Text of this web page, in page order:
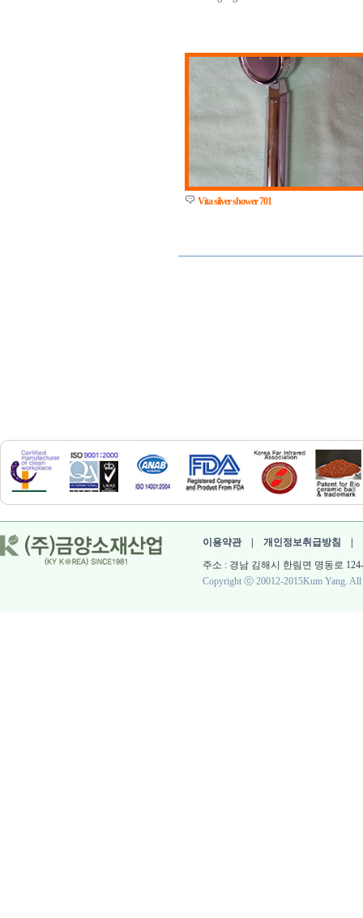
Vita silver shower 701
이용약관| 개인정보취급방침
주소 : 경남 김해시 한림면 명동로
Copyright ⓒ 20012-2015Kum Yang. All